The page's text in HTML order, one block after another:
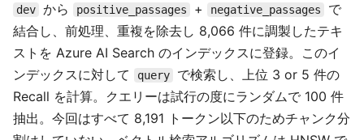
dev から positive_passages + negative_passages
で
結合し、前処理、重複を除去し 8,066 件に調製したテキ
ストを Azure AI Search のインデックスに登録。このイ
ンデックスに対して
query
で検索し、上位 3 or 5 件の
Recall を計算。クエリーは試行の度にランダムで 100 件
抽出。今回はすべて 8,191 トークン以下のためチャンク分